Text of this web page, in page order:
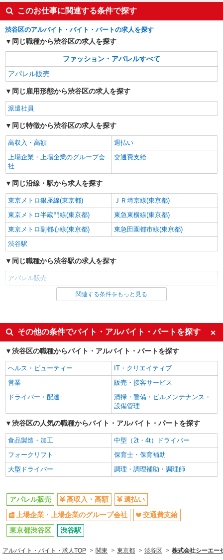
株式会社iDA（16084033）
アパレル販売（レディース）
時給1550円〜1550円 ●ご経験・スキルにより
考慮致します ●昇給あり ●残業代は1分単位で全額
支給
り徒歩1分、JR「原宿駅」表参道口より徒歩5分
キープ 詳細を見る
派遣社員
株式会社iDA（16084224）
アパレル販売（レディース）
時給1500円〜1500円 ご経験・スキルにより優
遇 スマホでかんたんに前払いで給与が受け取れま
す（※上限、条件あり）
東京都渋谷区 JR渋谷駅から徒歩1分
キープ
派遣社員
株式会社iDA（16064053）
アパレル販売（レディース・メンズ）
時給1500円〜1600円 ご経験・スキルにより考
東京都渋谷区 【フリークスストア渋谷店】渋
谷駅から徒歩3分
キープ 詳細を見る
このお仕事に関連する条件で探す
渋谷区のアルバイト・バイト・パートの求人を探す
同じ職種から渋谷区の求人を探す
ファッション・アパレルすべて
アパレル販売
同じ雇用形態から渋谷区の求人を探す
派遣社員
同じ特徴から渋谷区の求人を探す
高収入・高額
週払い
上場企業・上場企業のグループ会
社
交通費支給
同じ沿線・駅から求人を探す
東京メトロ銀座線(東京都)
ＪＲ埼京線(東京都)
東京メトロ半蔵門線(東京都)
東急東横線(東京都)
東京メトロ副都心線(東京都)
東急田園都市線(東京都)
渋谷駅
同じ職種から渋谷駅の求人を探す
アパレル販売
同じ雇用形態から渋谷駅の求人を探す
同じ特徴から渋谷駅の求人を探す
高収入・高額
週払い
上場企業・上場企業のグループ会
社
交通費支給
同じ職種から求人を探す
ファッション・アパレル
アパレル販売
同じ特徴から求人を探す
上場企業・上場企業のグループ会
社
交通費支給
関連する条件をもっと見る
その他の条件でバイト・アルバイト・パートを探す
渋谷区の職種からバイト・アルバイト・パートを探す
ヘルス・ビューティー
IT・クリエイティブ
営業
販売・接客サービス
ドライバー・配達
清掃・警備・ビルメンテナンス・
設備管理
渋谷区の人気の職種からバイト・アルバイト・パートを探す
食品製造・加工
中型（2t・4t）ドライバー
フォークリフト
保育士・保育補助
大型ドライバー
調理・調理補助・調理師
アパレル販売 高収入・高額
週払い
上場企業・上場企業のグループ会社
交通費支給
東京都渋谷区
渋谷駅
アルバイト・バイト・求人TOP 関東 東京都 渋谷区 株式会社シーエー